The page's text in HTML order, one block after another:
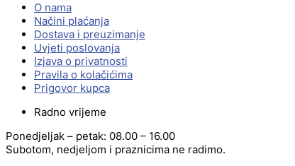
O nama
Načini plaćanja
Dostava i preuzimanje
Uvjeti poslovanja
Izjava o privatnosti
Pravila o kolačićima
Prigovor kupca
Radno vrijeme
Ponedjeljak – petak: 08.00 – 16.00
Subotom, nedjeljom i praznicima ne radimo.